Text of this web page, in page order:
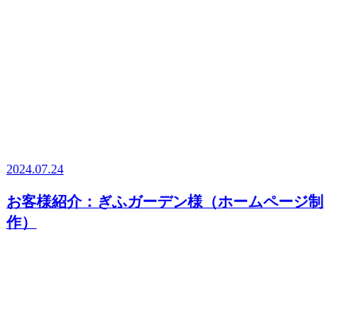
2024.07.24
お客様紹介：ぎふガーデン様（ホームページ制
作）